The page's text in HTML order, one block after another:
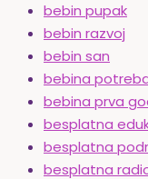
bebin pupak
bebin razvoj
bebin san
bebina
bebina prva
besplatna
besplatna
besplatna